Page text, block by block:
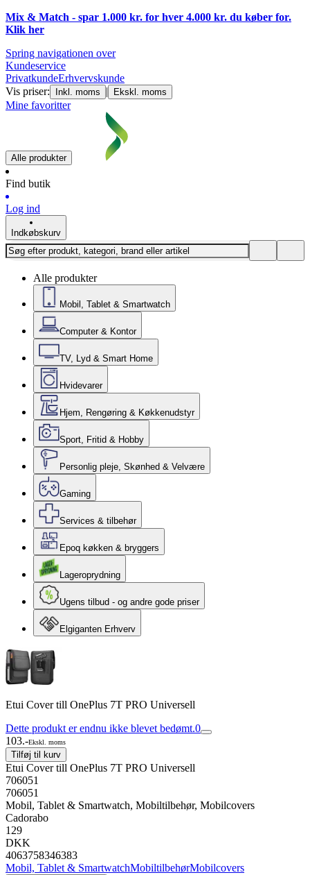
Mix & Match - spar 1.000 kr. for hver 4.000 kr. du køber for.
Klik her
Spring navigationen over
Kundeservice
PrivatkundeErhvervskunde
Vis priser:
Inkl. moms | Ekskl. moms
Mine favoritter
Alle produkter
Find butik
Log ind
Indkøbskurv
Alle produkter
Mobil, Tablet & Smartwatch
Computer & Kontor
TV, Lyd & Smart Home
Hvidevarer
Hjem, Rengøring & Køkkenudstyr
Sport, Fritid & Hobby
Personlig pleje, Skønhed & Velvære
Gaming
Services & tilbehør
Epoq køkken & bryggers
Lageroprydning
Ugens tilbud - og andre gode priser
Elgiganten Erhverv
Etui Cover till OnePlus 7T PRO Universell
Dette produkt er endnu ikke blevet bedømt.0
103.-Ekskl. moms
Tilføj til kurv
Etui Cover till OnePlus 7T PRO Universell
706051
706051
Mobil, Tablet & Smartwatch, Mobiltilbehør, Mobilcovers
Cadorabo
129
DKK
4063758346383
Mobil, Tablet & SmartwatchMobiltilbehørMobilcovers